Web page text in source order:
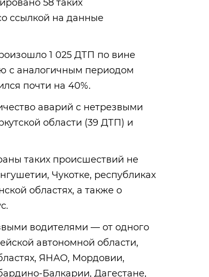
58 таких
ссылкой на данные
1 025 ДТП по вине
с аналогичным периодом
почти на 40%.
аварий с нетрезвыми
области (39 ДТП) и
таких происшествий не
Чукотке, республиках
областях, а также о
водителями — от одного
автономной области,
ЯНАО, Мордовии,
Балкарии, Дагестане,